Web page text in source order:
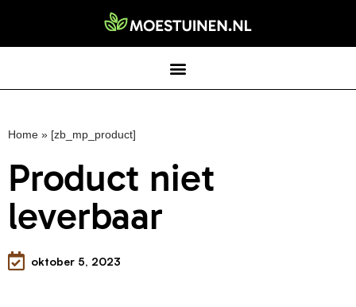
Home » [zb_mp_product]
Product niet
leverbaar
oktober 5, 2023